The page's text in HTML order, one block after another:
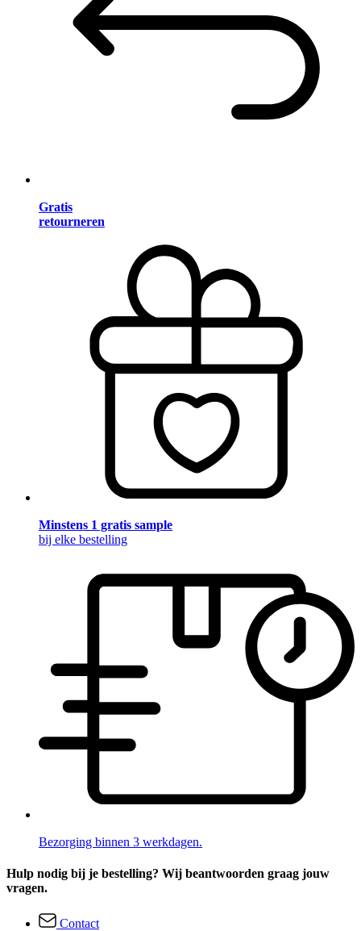
Gratis
retourneren
Minstens 1 gratis sample
bij elke bestelling
Bezorging binnen 3 werkdagen.
Hulp nodig bij je bestelling? Wij beantwoorden graag jouw
vragen.
Contact